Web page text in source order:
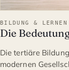
BILDUNG &
Die
Die tertiäre
modernen